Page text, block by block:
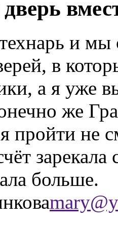
и мы
в
а я уже
же
пройти не
зарекала
больше.